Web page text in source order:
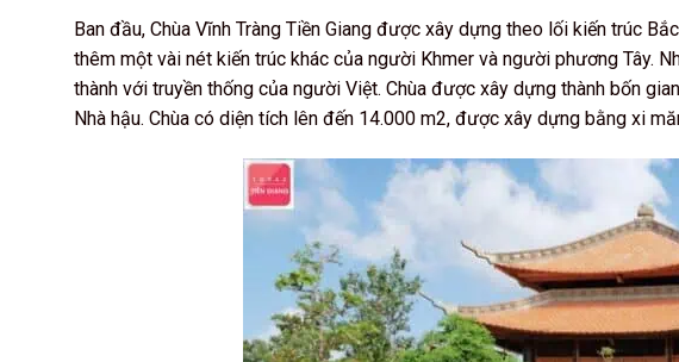
Ban đầu, Chùa Vĩnh Tràng Tiền Giang được xây dựng theo lối kiến trúc
thêm một vài nét kiến trúc khác của người Khmer và người phương Tây.
thành với truyền thống của người Việt. Chùa được xây dựng thành bốn
Nhà hậu. Chùa có diện tích lên đến 14.000 m2, được xây dựng bằng xi